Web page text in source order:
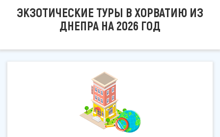
ЭКЗОТИЧЕСКИЕ ТУРЫ В ХОРВАТИЮ ИЗ
ДНЕПРА НА 2026 ГОД